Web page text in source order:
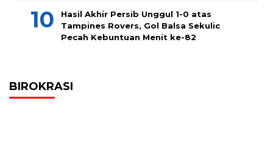
Hasil Akhir Persib Unggul 1-0 atas
Tampines Rovers, Gol Balsa Sekulic
Pecah Kebuntuan Menit ke-82
BIROKRASI